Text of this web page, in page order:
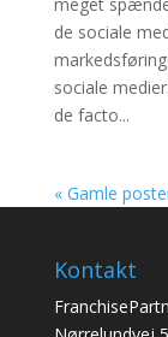
de sociale
sociale
de facto...
« Gamle
Kontakt